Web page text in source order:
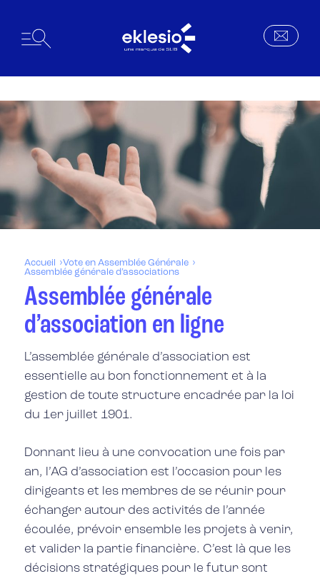
Accueil
Vote en Assemblée Générale
Assemblée générale d’associations
Assemblée générale
d’association en ligne
L’assemblée générale d’association est
essentielle au bon fonctionnement et à la
gestion de toute structure encadrée par la loi
du 1er juillet 1901.
Donnant lieu à une convocation une fois par
an, l’AG d’association est l’occasion pour les
dirigeants et les membres de se réunir pour
échanger autour des activités de l’année
écoulée, prévoir ensemble les projets à venir,
et valider la partie financière. C’est là que les
décisions stratégiques pour le futur sont